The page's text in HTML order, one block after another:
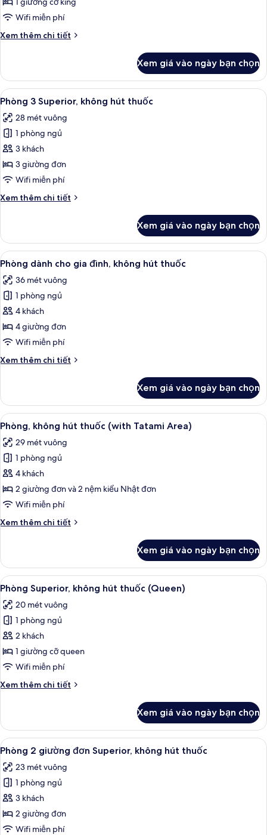
không
thuốc
Wifi miễn phí
Xem thêm chi tiết
Chi
Phòng
Superior,
không
thuốc
(King)
Xem giá vào ngày bạn chọn
Xem
tất
cả
ảnh
Phòng
3
Superior,
hút
Chăn bông, két bảo mật tại phòng,
2
Phòng 3 Superior, không hút thuốc
28 mét vuông
1 phòng ngủ
3 khách
3 giường đơn
Wifi miễn phí
Xem thêm chi tiết
Chi
Phòng
Superior,
không
hút
thuốc
Xem giá vào ngày bạn chọn
Xem
tất
cả
ảnh
Phòng
dành
cho
đình,
thuốc
Chăn bông, két bảo mật tại phòng,
2
Phòng dành cho gia đình, không hút thuốc
36 mét vuông
1 phòng ngủ
4 khách
4 giường đơn
Wifi miễn phí
Xem thêm chi tiết
Chi
Phòng
dành
cho
đình,
không
thuốc
Xem giá vào ngày bạn chọn
Xem
tất
cả
ảnh
Phòng,
không
hút
(with
Chăn bông, két bảo mật tại phòng,
4
Phòng, không hút thuốc (with Tatami Area)
29 mét vuông
1 phòng ngủ
4 khách
2 giường đơn và 2 nệm kiểu Nhật đơn
Wifi miễn phí
Xem thêm chi tiết
Chi
Phòng,
không
hút
(with
Tatami
Xem giá vào ngày bạn chọn
Xem
tất
cả
ảnh
Phòng
Superior,
không
thuốc
Chăn bông, két bảo mật tại phòng,
2
Phòng Superior, không hút thuốc (Queen)
20 mét vuông
1 phòng ngủ
2 khách
1 giường cỡ queen
Wifi miễn phí
Xem thêm chi tiết
Chi
Phòng
Superior,
không
thuốc
(Queen)
Xem giá vào ngày bạn chọn
Xem
tất
cả
ảnh
Phòng
2
giường
Chăn bông, két bảo mật tại phòng,
2
Phòng 2 giường đơn Superior, không hút thuốc
23 mét vuông
1 phòng ngủ
3 khách
2 giường đơn
Wifi miễn phí